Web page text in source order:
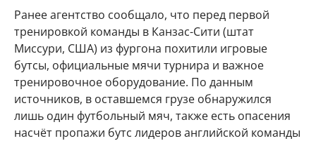
Ранее агентство сообщало, что перед первой
тренировкой команды в Канзас-Сити (штат
Миссури, США) из фургона похитили игровые
бутсы, официальные мячи турнира и важное
тренировочное оборудование. По данным
источников, в оставшемся грузе обнаружился
лишь один футбольный мяч, также есть опасения
насчёт пропажи бутс лидеров английской команды